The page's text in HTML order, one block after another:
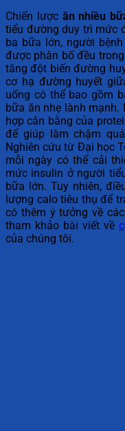
Chiến lược ăn nhiều
tiểu đường duy trì mức
ba bữa lớn, người
được phân bố đều
tăng đột biến đường
cơ hạ đường huyết
uống có thể bao gồm
bữa ăn nhẹ lành
hợp cân bằng của
để giúp làm chậm
Nghiên cứu từ Đại học
mỗi ngày có thể cải
mức insulin ở người
bữa lớn. Tuy nhiên,
lượng calo tiêu thụ để
có thêm ý tưởng về
tham khảo bài viết về
của chúng tôi.